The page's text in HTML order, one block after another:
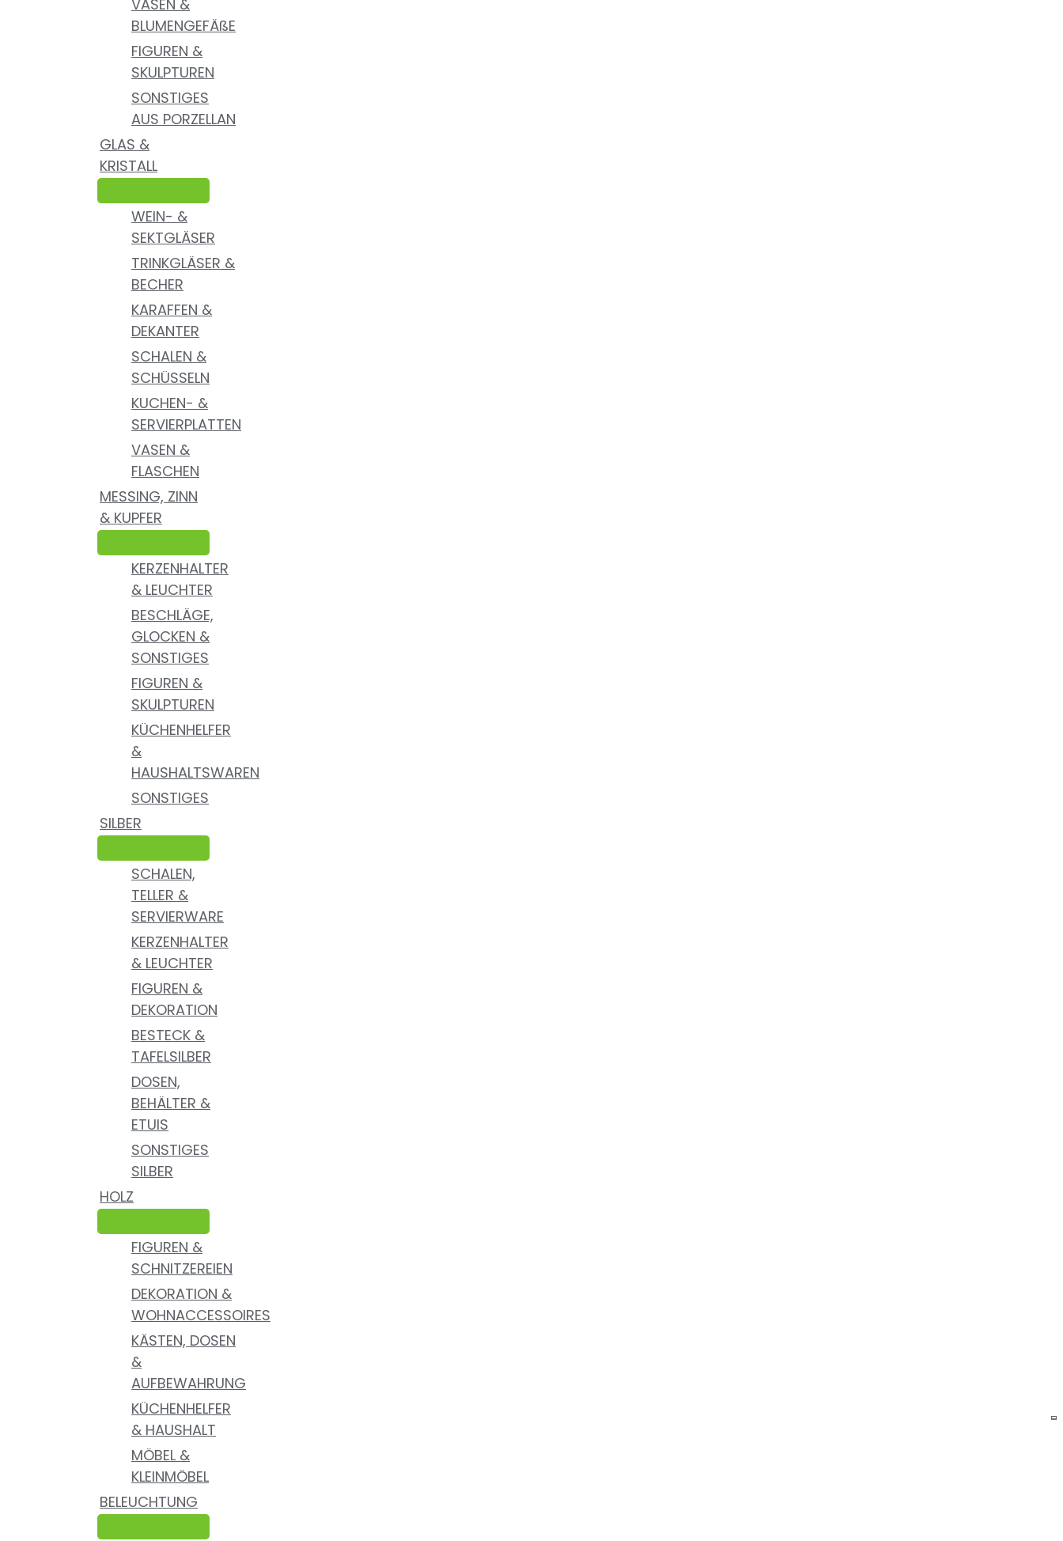
VASEN &
BLUMENGEFÄßE
FIGUREN &
SKULPTUREN
SONSTIGES
AUS PORZELLAN
GLAS &
KRISTALL
WEIN- &
SEKTGLÄSER
TRINKGLÄSER &
BECHER
KARAFFEN &
DEKANTER
SCHALEN &
SCHÜSSELN
KUCHEN- &
SERVIERPLATTEN
VASEN &
FLASCHEN
MESSING, ZINN
& KUPFER
KERZENHALTER
& LEUCHTER
BESCHLÄGE,
GLOCKEN &
SONSTIGES
FIGUREN &
SKULPTUREN
KÜCHENHELFER
&
HAUSHALTSWAREN
SONSTIGES
SILBER
SCHALEN,
TELLER &
SERVIERWARE
KERZENHALTER
& LEUCHTER
FIGUREN &
DEKORATION
BESTECK &
TAFELSILBER
DOSEN,
BEHÄLTER &
ETUIS
SONSTIGES
SILBER
HOLZ
FIGUREN &
SCHNITZEREIEN
DEKORATION &
WOHNACCESSOIRES
KÄSTEN, DOSEN
&
AUFBEWAHRUNG
KÜCHENHELFER
& HAUSHALT
MÖBEL &
KLEINMÖBEL
BELEUCHTUNG